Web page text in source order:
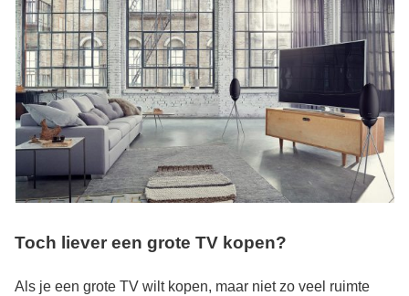
Toch liever een grote TV kopen?
Als je een grote TV wilt kopen, maar niet zo veel ruimte